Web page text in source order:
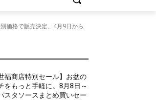
価格で販売決定。4月9日から
福商店特別セール】お盆の
をもっと手軽に。8月8日～
スタソースまとめ買いセー